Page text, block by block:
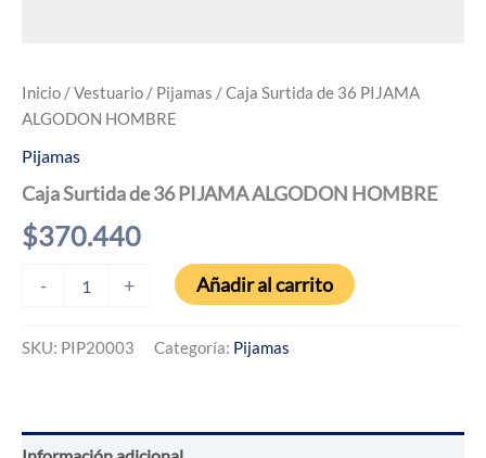
Inicio /Vestuario / Pijamas / Caja Surtida de 36 PIJAMA
ALGODON HOMBRE
Pijamas
Caja Surtida de 36 PIJAMA ALGODON HOMBRE
$370.440
-
Surtida
36
PIJAMA
+ Añadir al carrito
SKU: PIP20003 Categoría: Pijamas